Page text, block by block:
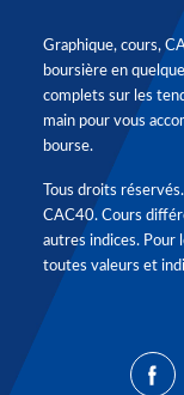
Graphique, cours,
boursière en
complets sur les
main pour vous
bourse.
Tous droits
CAC40. Cours
autres indices. Pour
toutes valeurs et